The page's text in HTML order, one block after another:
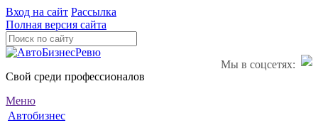
Вход на сайт Рассылка
Полная версия сайта
Мы в соцсетях:
Свой среди профессионалов
Меню
Автобизнес